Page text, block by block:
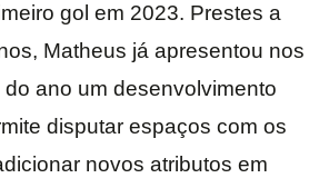
gol em 2023. Prestes a
Matheus já apresentou nos
ano um desenvolvimento
disputar espaços com os
novos atributos em